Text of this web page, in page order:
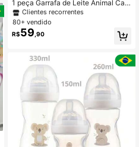
1 peça Garrafa de Leite Animal Cart
oon de 300ml, Impressão Fofa de C
oelho/Pato/Gatinho, Material à Prov
a de Choque e Calor, com Trava par
a Bebê Beber Água e Leite Sem Toc
ça Antiderrapante, Adequado para
Uso Diário, Presente de Feriado e A
niversário
Clientes recorrentes
80+ vendido
R$59 ,90